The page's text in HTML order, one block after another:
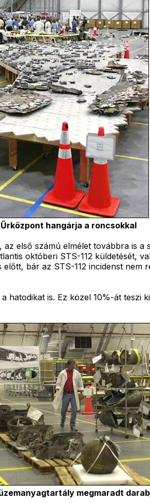
hangárja a roncsokkal
első számú elmélet továbbra is
októberi STS-112 küldetését,
bár az STS-112 incidenst
is. Ez közel 10%-át teszi
megmaradt